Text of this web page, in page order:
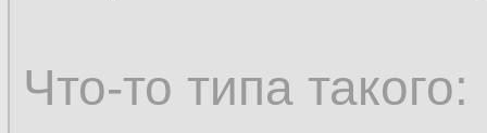
Что-то типа такого: